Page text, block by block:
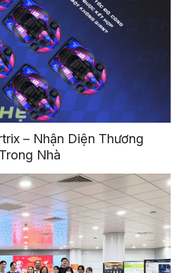
– Nhận Diện Thương
Nhà